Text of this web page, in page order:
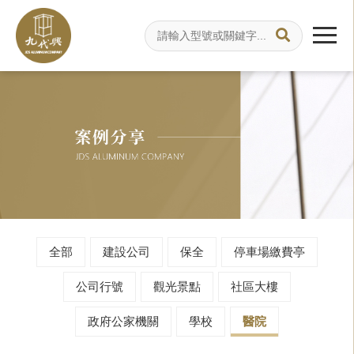
全部 建設公司 保全 停車場繳費亭
公司行號 觀光景點 社區大樓
政府公家機關 學校 醫院